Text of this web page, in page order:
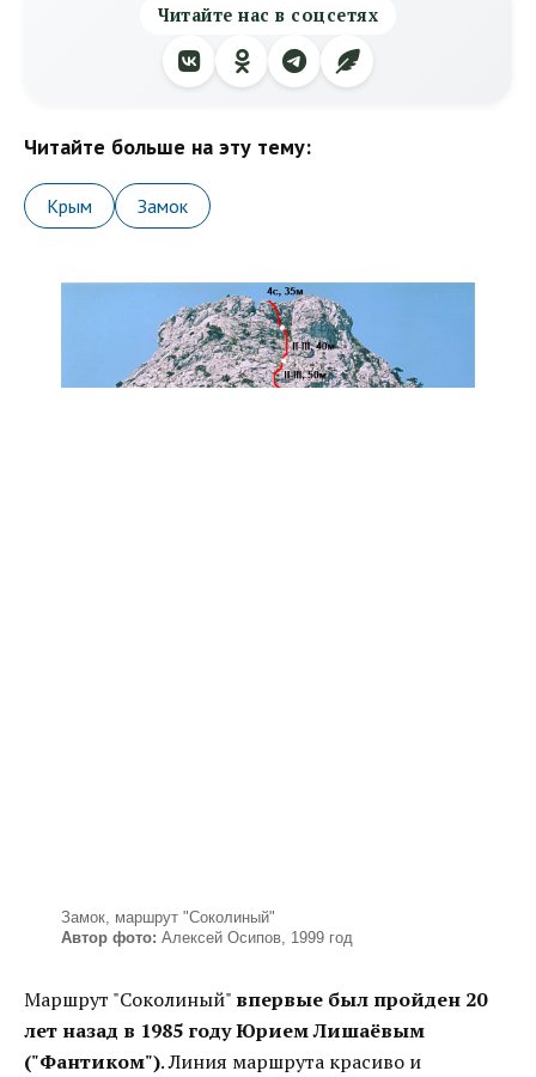
Читайте нас в соцсетях
Читайте больше на эту тему:
Крым Замок
Замок, маршрут "Соколиный"
Автор фото: Алексей Осипов, 1999 год
Маршрут "Соколиный" впервые был пройден 20
лет назад в 1985 году Юрием Лишаёвым
("Фантиком"). Линия маршрута красиво и